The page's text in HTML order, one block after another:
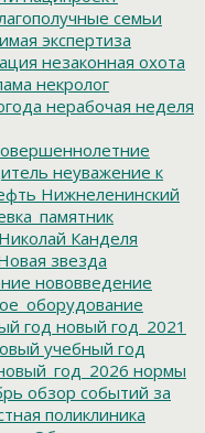
семьи
экспертиза
незаконная охота
некролог
нерабочая неделя
неуважение к
Нижнеленинский
Николай Канделя
звезда
нововведение
год новый год_2021
учебный год
нормы
обзор событий за
поликлиника